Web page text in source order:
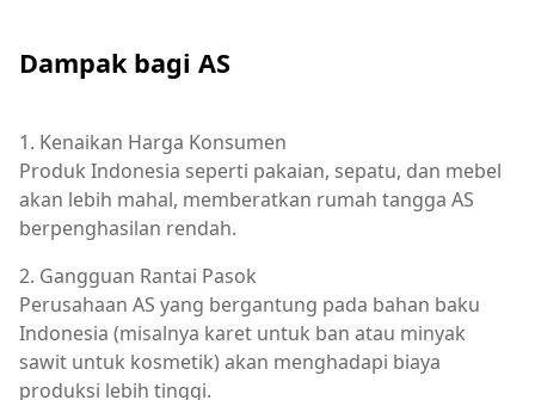
Dampak bagi AS
1. Kenaikan Harga Konsumen
Produk Indonesia seperti pakaian, sepatu, dan mebel
akan lebih mahal, memberatkan rumah tangga AS
berpenghasilan rendah.
2. Gangguan Rantai Pasok
Perusahaan AS yang bergantung pada bahan baku
Indonesia (misalnya karet untuk ban atau minyak
sawit untuk kosmetik) akan menghadapi biaya
produksi lebih tinggi.